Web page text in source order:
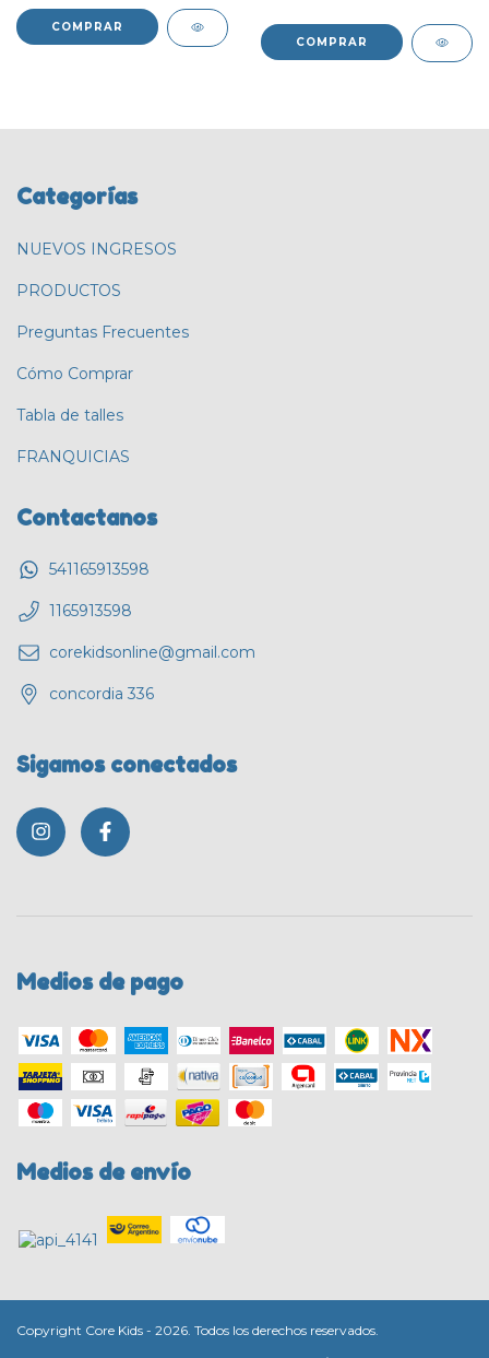
COMPRAR
COMPRAR
Categorías
NUEVOS INGRESOS
PRODUCTOS
Preguntas Frecuentes
Cómo Comprar
Tabla de talles
FRANQUICIAS
Contactanos
541165913598
1165913598
corekidsonline@gmail.com
concordia 336
Sigamos conectados
Medios de pago
Medios de envío
Copyright Core Kids - 2026. Todos los derechos reservados.